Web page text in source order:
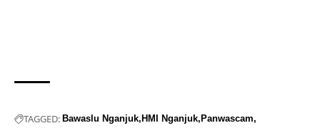
TAGGED: Bawaslu Nganjuk HMI Nganjuk Panwascam